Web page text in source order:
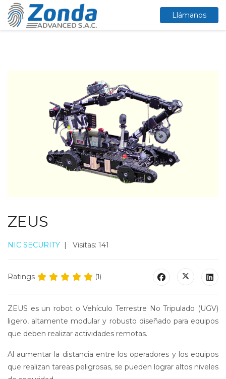
Llámanos
ZEUS
NIC SECURITY Visitas: 141
Ratings (1)
ZEUS es un robot o Vehículo Terrestre No Tripulado (UGV)
ligero, altamente modular y robusto diseñado para equipos
que deben realizar actividades remotas.
Al aumentar la distancia entre los operadores y los equipos
que realizan tareas peligrosas, se pueden lograr altos niveles